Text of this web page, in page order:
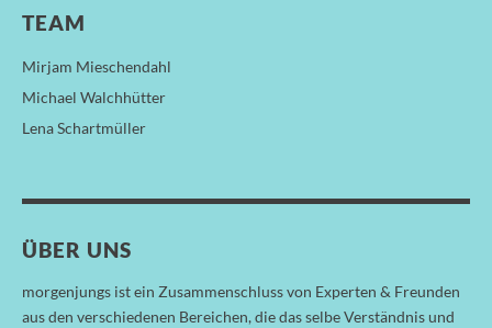
TEAM
Mirjam Mieschendahl
Michael Walchhütter
Lena Schartmüller
ÜBER UNS
morgenjungs ist ein Zusammenschluss von Experten & Freunden
aus den verschiedenen Bereichen, die das selbe Verständnis und